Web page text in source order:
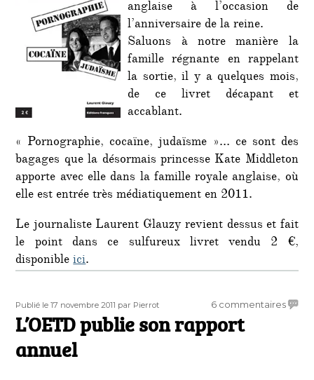
des
»
anglaise à l’occasion de
l’anniversaire de la reine.
Saluons à notre manière la
famille régnante en rappelant
la sortie, il y a quelques mois,
de ce livret décapant et
accablant.
« Pornographie, cocaïne, judaïsme »… ce sont des
bagages que la désormais princesse Kate Middleton
apporte avec elle dans la famille royale anglaise, où
elle est entrée très médiatiquement en 2011.
Le journaliste Laurent Glauzy revient dessus et fait
le point dans ce sulfureux livret vendu 2 €,
disponibleici.
Publié
le
Publié le 17 novembre 2011 Auteur
par Pierrot 6 commentairessur
L’OETD publie son rapport
annuel